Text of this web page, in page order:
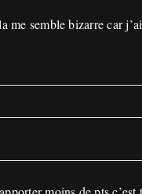
semble bizarre car